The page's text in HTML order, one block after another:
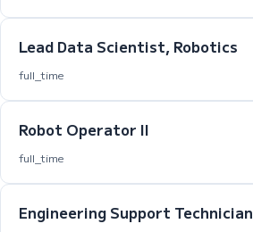
Lead Data Scientist, Robotics
full_time
Robot Operator II
full_time
Engineering Support Technician